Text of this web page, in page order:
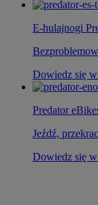
E-hulajnogi
Dowiedz się
Predator
Jeźdź,
Dowiedz się